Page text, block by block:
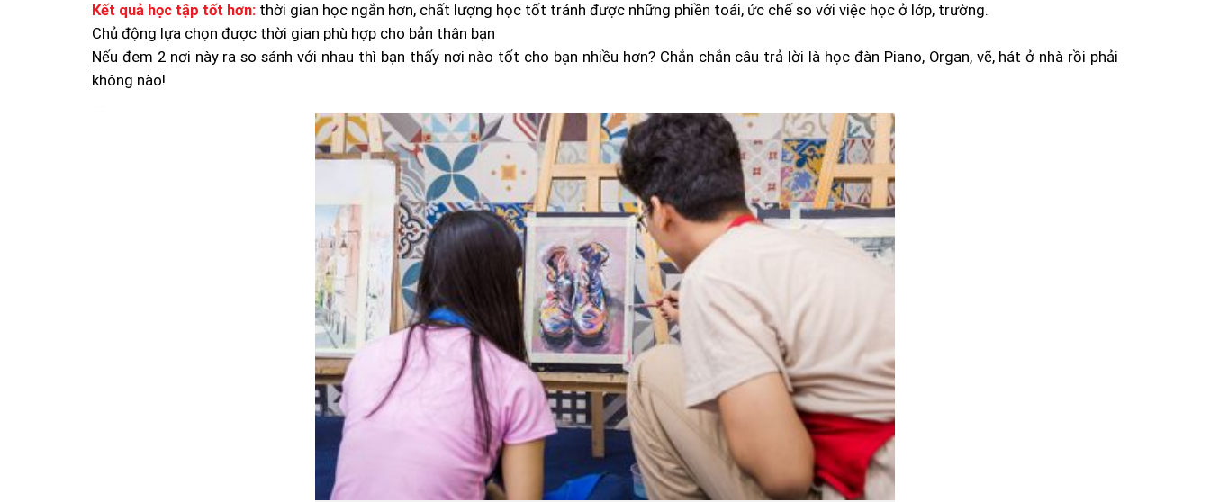
Kết quả học tập tốt hơn: thời gian học ngắn hơn, chất lượng học tốt tránh được những phiền toái, ức chế so với việc học ở lớp, trường.
Chủ động lựa chọn được thời gian phù hợp cho bản thân bạn
Nếu đem 2 nơi này ra so sánh với nhau thì bạn thấy nơi nào tốt cho bạn nhiều hơn? Chắn chắn câu trả lời là học đàn Piano, Organ, vẽ, hát ở nhà rồi phải
không nào!